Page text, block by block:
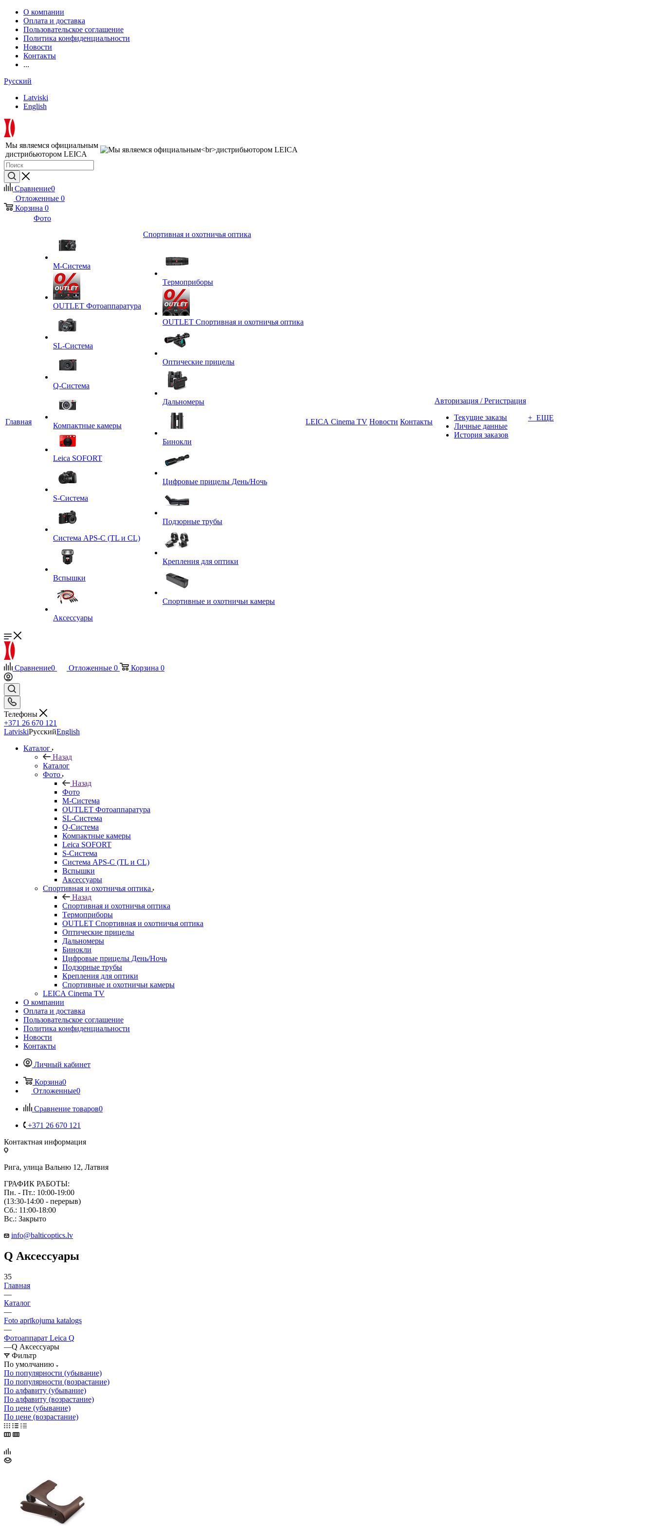
О компании
Оплата и доставка
Пользовательское соглашение
Политика конфиденциальности
Новости
Контакты
...
Русский
Latviski
English
Мы являемся официальным
дистрибьютором LEICA
Сравнение0
Отложенные 0
Корзина 0
Главная
Фото
M-Система
OUTLET Фотоаппаратура
SL-Система
Q-Cистема
Компактные камеры
Leica SOFORT
S-Система
Система APS-C (TL и CL)
Вспышки
Аксессуары
Спортивная и охотничья оптика
Tермоприборы
OUTLET Спортивная и охотничья оптика
Оптические прицелы
Дальномеры
Бинокли
Цифровые прицелы День/Ночь
Подзорные трубы
Крепления для оптики
Спортивные и охотничьи камеры
LEICA Cinema TV Новости Контакты
Авторизация / Регистрация
Текущие заказы
Личные данные
История заказов
+ ЕЩЕ
Сравнение0 Отложенные 0 Корзина 0
Телефоны
+371 26 670 121
LatviskiРусскийEnglish
Каталог
Назад
Каталог
Фото
Назад
Фото
M-Система
OUTLET Фотоаппаратура
SL-Система
Q-Cистема
Компактные камеры
Leica SOFORT
S-Система
Система APS-C (TL и CL)
Вспышки
Аксессуары
Спортивная и охотничья оптика
Назад
Спортивная и охотничья оптика
Tермоприборы
OUTLET Спортивная и охотничья оптика
Оптические прицелы
Дальномеры
Бинокли
Цифровые прицелы День/Ночь
Подзорные трубы
Крепления для оптики
Спортивные и охотничьи камеры
LEICA Cinema TV
О компании
Оплата и доставка
Пользовательское соглашение
Политика конфиденциальности
Новости
Контакты
Личный кабинет
Корзина0
Отложенные0
Сравнение товаров0
+371 26 670 121
Контактная информация
Рига, улица Вальню 12, Латвия
ГРАФИК РАБОТЫ:
Пн. - Пт.: 10:00-19:00
(13:30-14:00 - перерыв)
Сб.: 11:00-18:00
Вс.: Закрыто
info@balticoptics.lv
Q Аксессуары
35
Главная
—
Каталог
—
Foto aprīkojuma katalogs
—
Фотоаппарат Leica Q
—Q Аксессуары
Фильтр
По умолчанию
По популярности (убывание)
По популярности (возрастание)
По алфавиту (убывание)
По алфавиту (возрастание)
По цене (убывание)
По цене (возрастание)